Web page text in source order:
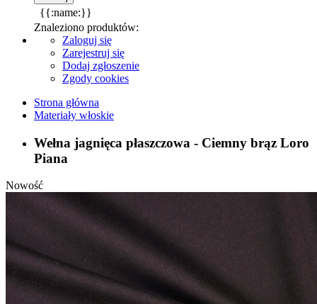
{{:name:}}
Znaleziono produktów:
Zaloguj się
Zarejestruj się
Dodaj zgłoszenie
Zgody cookies
Strona główna
Materiały włoskie
Wełna jagnięca płaszczowa - Ciemny brąz Loro
Piana
Nowość